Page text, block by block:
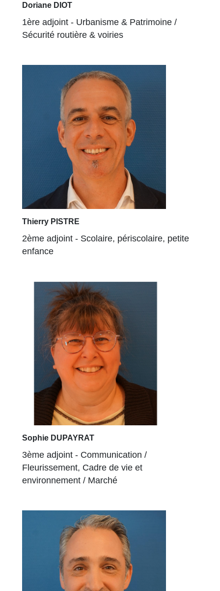
Doriane DIOT
1ère adjoint - Urbanisme & Patrimoine /
Sécurité routière & voiries
Thierry PISTRE
2ème adjoint - Scolaire, périscolaire, petite
enfance
Sophie DUPAYRAT
3ème adjoint - Communication /
Fleurissement, Cadre de vie et
environnement / Marché